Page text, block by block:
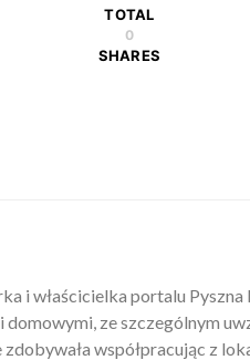
TOTAL
0
SHARES
i właścicielka portalu
domowymi, ze szczególnym
współpracując z